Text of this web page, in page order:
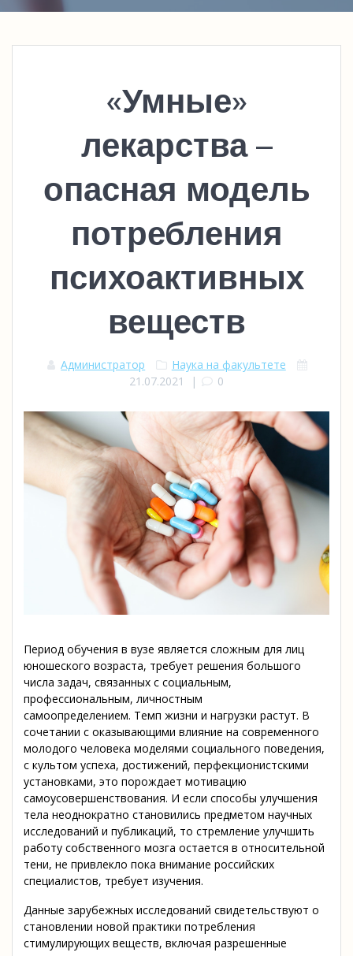
«Умные»
лекарства –
опасная модель
потребления
психоактивных
веществ
Администратор
Наука на факультете
21.07.2021
| 0
Период обучения в вузе является сложным для лиц
юношеского возраста, требует решения большого
числа задач, связанных с социальным,
профессиональным, личностным
самоопределением. Темп жизни и нагрузки растут. В
сочетании с оказывающими влияние на современного
молодого человека моделями социального поведения,
с культом успеха, достижений, перфекционистскими
установками, это порождает мотивацию
самоусовершенствования. И если способы улучшения
тела неоднократно становились предметом научных
исследований и публикаций, то стремление улучшить
работу собственного мозга остается в относительной
тени, не привлекло пока внимание российских
специалистов, требует изучения.
Данные зарубежных исследований свидетельствуют о
становлении новой практики потребления
стимулирующих веществ, включая разрешенные